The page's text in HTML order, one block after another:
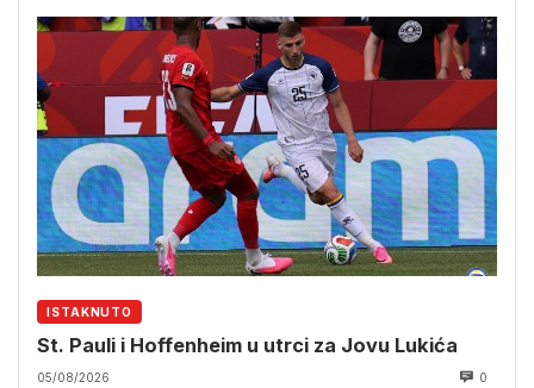
ISTAKNUTO
St. Pauli i Hoffenheim u utrci za Jovu Lukića
05/08/2026 0